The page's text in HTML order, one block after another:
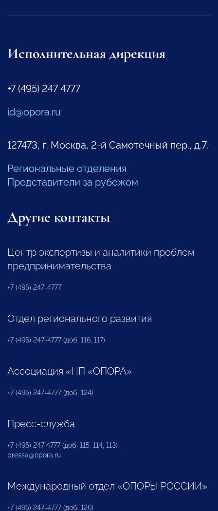
Исполнительная дирекция
+7 (495) 247 4777
id@opora.ru
127473, г. Москва, 2-й Самотечный пер., д.7.
Региональные отделения
Представители за рубежом
Другие контакты
Центр экспертизы и аналитики проблем
предпринимательства
+7 (495) 247-4777
Отдел регионального развития
+7 (495) 247-4777 (доб. 116, 117)
Ассоциация «НП «ОПОРА»
+7 (495) 247-4777 (доб. 124)
Пресс-служба
+7 (495) 247 4777 (доб. 115, 114, 113)
pressa@opora.ru
Международный отдел «ОПОРЫ РОССИИ»
+7 (495) 247-4777 (доб. 126)